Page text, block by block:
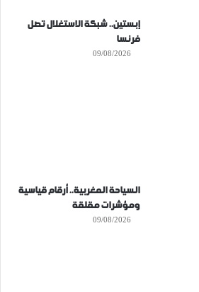
إبستين.. شبكة الاستغلال تصل
فرنسا
09/08/2026
السياحة المغربية.. أرقام قياسية
ومؤشرات مقلقة
09/08/2026